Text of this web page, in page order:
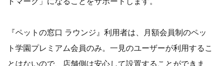
『ペットの窓口 ラウンジ』利用者は、月額会員制のペッ
ト学園プレミアム会員のみ。一見のユーザーが利用するこ
とはないので、店舗側は安心して設置することができま